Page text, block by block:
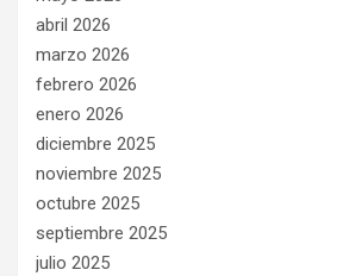
abril 2026
marzo 2026
febrero 2026
enero 2026
diciembre 2025
noviembre 2025
octubre 2025
septiembre 2025
julio 2025